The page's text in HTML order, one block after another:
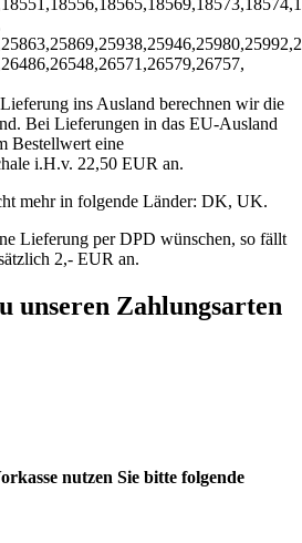
ins Ausland berechnen wir die
Bei Lieferungen in das EU-Ausland
Bestellwert eine
i.H.v. 22,50 EUR an.
mehr in folgende Länder: DK, UK.
Lieferung per DPD wünschen, so fällt
2,- EUR an.
unseren Zahlungsarten
nutzen Sie bitte folgende